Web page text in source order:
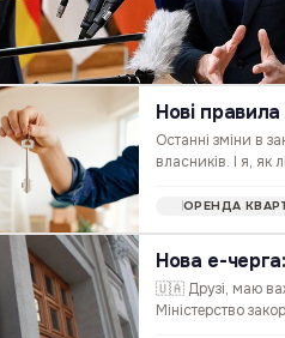
Нові
Останні зміни в
власників. І я,
ОРЕНДА
Нова е-
🇺🇦 Друзі, маю
Міністерство